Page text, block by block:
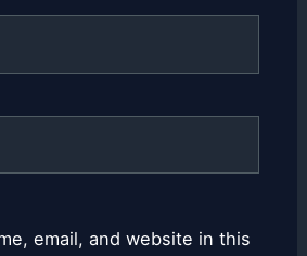
email, and website in this